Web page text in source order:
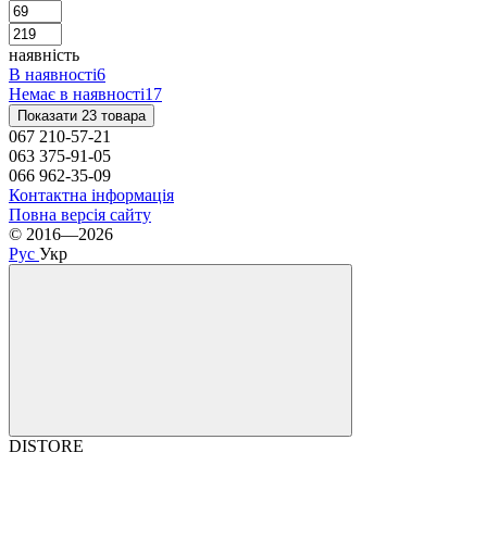
наявність
В наявності6
Немає в наявності17
Показати 23 товара
067 210-57-21
063 375-91-05
066 962-35-09
Контактна інформація
Повна версія сайту
© 2016—2026
Рус Укр
DISTORE